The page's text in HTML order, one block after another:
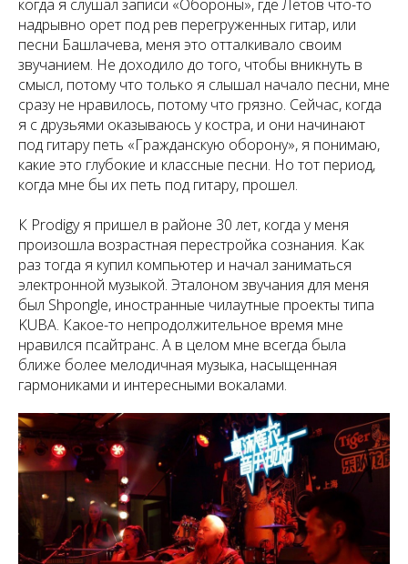
когда я слушал записи «Обороны», где Летов что-то
надрывно орет под рев перегруженных гитар, или
песни Башлачева, меня это отталкивало своим
звучанием. Не доходило до того, чтобы вникнуть в
смысл, потому что только я слышал начало песни, мне
сразу не нравилось, потому что грязно. Сейчас, когда
я с друзьями оказываюсь у костра, и они начинают
под гитару петь «Гражданскую оборону», я понимаю,
какие это глубокие и классные песни. Но тот период,
когда мне бы их петь под гитару, прошел.
К Prodigy я пришел в районе 30 лет, когда у меня
произошла возрастная перестройка сознания. Как
раз тогда я купил компьютер и начал заниматься
электронной музыкой. Эталоном звучания для меня
был Shpongle, иностранные чилаутные проекты типа
KUBA. Какое-то непродолжительное время мне
нравился псайтранс. А в целом мне всегда была
ближе более мелодичная музыка, насыщенная
гармониками и интересными вокалами.